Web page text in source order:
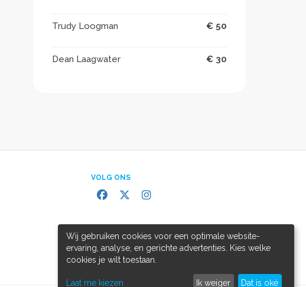
Trudy Loogman € 50
Dean Laagwater € 30
VOLG ONS
Wij gebruiken cookies voor een optimale website-
ervaring, analyse, en gerichte advertenties. Kies welke
cookies je wilt toestaan.
Laat me kiezen Ik weiger Dat is oké